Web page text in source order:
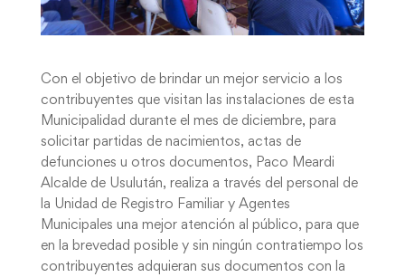
Con el objetivo de brindar un mejor servicio a los
contribuyentes que visitan las instalaciones de esta
Municipalidad durante el mes de diciembre, para
solicitar partidas de nacimientos, actas de
defunciones u otros documentos, Paco Meardi
Alcalde de Usulután, realiza a través del personal de
la Unidad de Registro Familiar y Agentes
Municipales una mejor atención al público, para que
en la brevedad posible y sin ningún contratiempo los
contribuyentes adquieran sus documentos con la